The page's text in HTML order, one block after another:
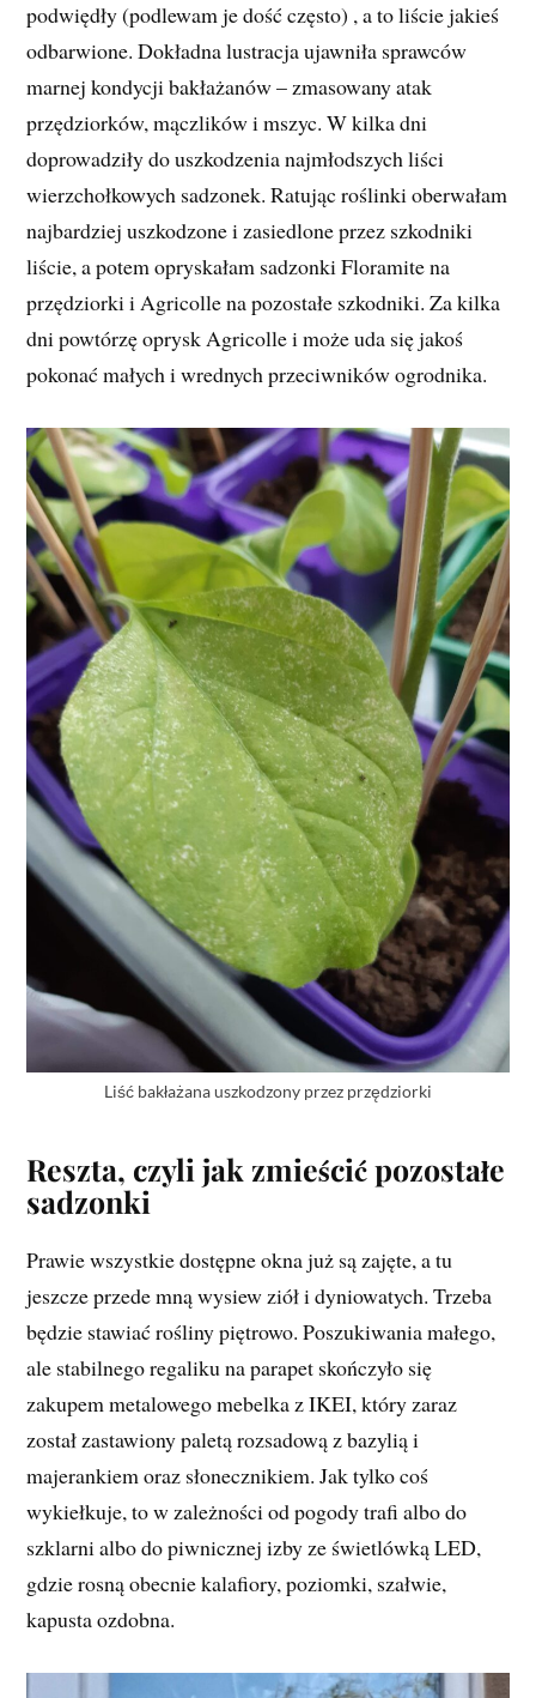
podwiędły (podlewam je dość często) , a to liście jakieś
odbarwione. Dokładna lustracja ujawniła sprawców
marnej kondycji bakłażanów – zmasowany atak
przędziorków, mączlików i mszyc. W kilka dni
doprowadziły do uszkodzenia najmłodszych liści
wierzchołkowych sadzonek. Ratując roślinki oberwałam
najbardziej uszkodzone i zasiedlone przez szkodniki
liście, a potem opryskałam sadzonki Floramite na
przędziorki i Agricolle na pozostałe szkodniki. Za kilka
dni powtórzę oprysk Agricolle i może uda się jakoś
pokonać małych i wrednych przeciwników ogrodnika.
Liść bakłażana uszkodzony przez przędziorki
Reszta, czyli jak zmieścić pozostałe
sadzonki
Prawie wszystkie dostępne okna już są zajęte, a tu
jeszcze przede mną wysiew ziół i dyniowatych. Trzeba
będzie stawiać rośliny piętrowo. Poszukiwania małego,
ale stabilnego regaliku na parapet skończyło się
zakupem metalowego mebelka z IKEI, który zaraz
został zastawiony paletą rozsadową z bazylią i
majerankiem oraz słonecznikiem. Jak tylko coś
wykiełkuje, to w zależności od pogody trafi albo do
szklarni albo do piwnicznej izby ze świetlówką LED,
gdzie rosną obecnie kalafiory, poziomki, szałwie,
kapusta ozdobna.